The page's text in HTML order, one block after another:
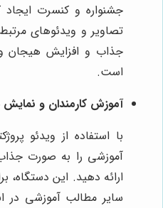
جشنواره و کنسرت ایجاد
تصاویر و ویدئوهای
جذاب و افزایش هیجان
است.
آموزش کارمندان و
آموزشی را به صورت
ارائه دهید. این دستگاه،
سایر مطالب آموزشی در